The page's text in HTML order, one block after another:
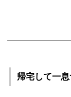
帰宅して一